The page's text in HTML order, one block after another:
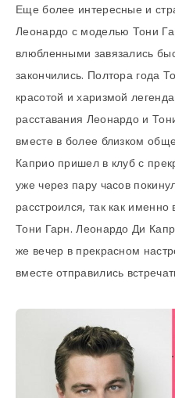
Еще более интересные и
Леонардо с моделью Тони
влюбленными завязались
закончились. Полтора года
красотой и харизмой
расставания Леонардо и
вместе в более близком
Каприо пришел в клуб с
уже через пару часов
расстроился, так как
Тони Гарн. Леонардо Ди
же вечер в прекрасном
вместе отправились